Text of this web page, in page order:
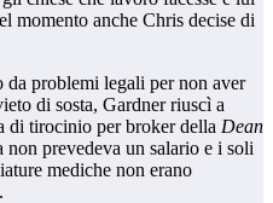
momento anche Chris decise di
problemi legali per non aver
di sosta, Gardner riuscì a
di tirocinio per broker della Dean
non prevedeva un salario e i soli
mediche non erano